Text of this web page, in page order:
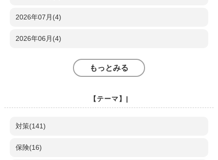
2026年07月(4)
2026年06月(4)
もっとみる
【テーマ】|
対策(141)
保険(16)